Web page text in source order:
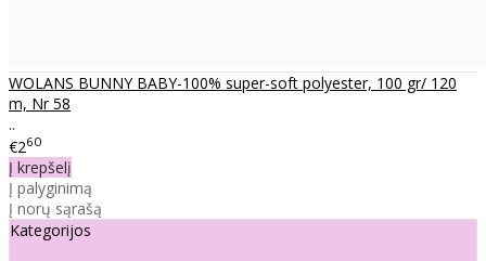
WOLANS BUNNY BABY-100% super-soft polyester, 100 gr/ 120
m, Nr 58
..
€260
Į krepšelį
Į palyginimą
Į norų sąrašą
Kategorijos